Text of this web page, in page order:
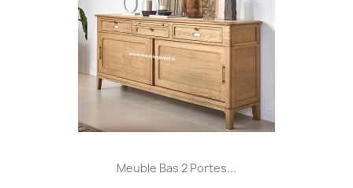
Meuble Bas 2 Portes...